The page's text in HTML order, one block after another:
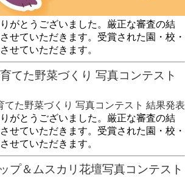
がとうございました。厳正な審査の結
せていただきます。受賞された園・校・
せていただきます。
てた野菜づくり 写真コンテスト
がとうございました。厳正な審査の結
せていただきます。受賞された園・校・
せていただきます。
プ＆ムスカリ花壇写真コンテスト